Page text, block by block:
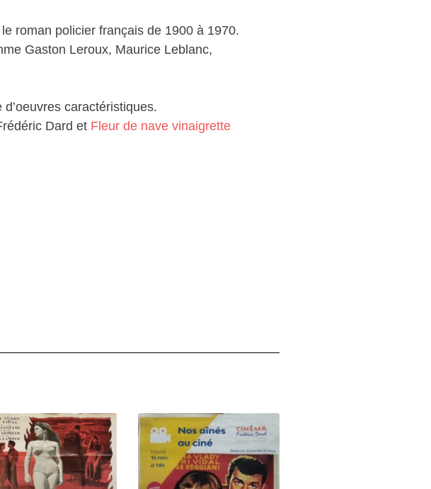
roman policier français de 1900 à 1970.
Gaston Leroux, Maurice Leblanc,
caractéristiques.
Dard et Fleur de nave vinaigrette